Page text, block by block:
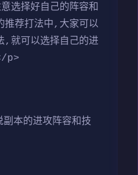
选择好自己的阵容和
推荐打法中,大家可以
,就可以选择自己的进
p>
本的进攻阵容和技